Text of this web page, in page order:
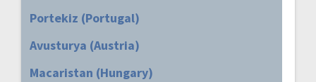
Portekiz (Portugal)
Avusturya (Austria)
Macaristan (Hungary)